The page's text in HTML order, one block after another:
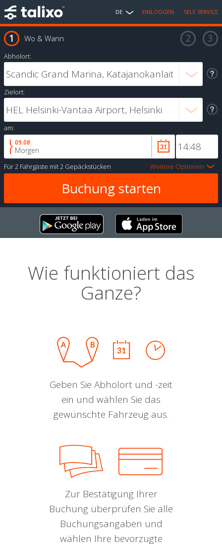
DE EINLOGGEN SELF SERVICE
Wo & Wann
Abholort:
Zielort:
am:
09.08
Morgen
Für2 Fahrgäste mit2 Gepäckstücken Weitere Optionen
Wie funktioniert das
Ganze?
Geben Sie Abholort und -zeit
ein und wählen Sie das
gewünschte Fahrzeug aus.
Zur Bestätigung Ihrer
Buchung überprüfen Sie alle
Buchungsangaben und
wählen Ihre bevorzugte